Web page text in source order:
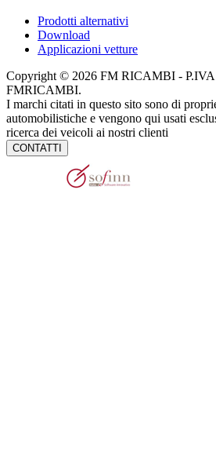
Prodotti alternativi
Download
Applicazioni vetture
Copyright © 2026 FM RICAMBI - P.IVA
FMRICAMBI.
I marchi citati in questo sito sono di
automobilistiche e vengono qui usati
ricerca dei veicoli ai nostri clienti
CONTATTI